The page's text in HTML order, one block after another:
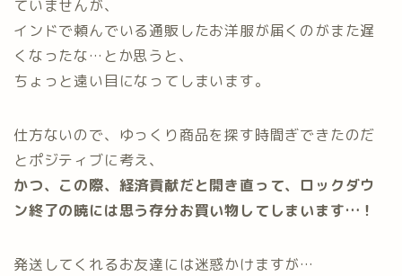
ていませんが、
インドで頼んでいる通販したお洋服が届くのがまた遅
くなったな…とか思うと、
ちょっと遠い目になってしまいます。
仕方ないので、ゆっくり商品を探す時間ぎできたのだ
とポジティブに考え、
かつ、この際、経済貢献だと開き直って、ロックダウ
ン終了の暁には思う存分お買い物してしまいます…！
発送してくれるお友達には迷惑かけますが…